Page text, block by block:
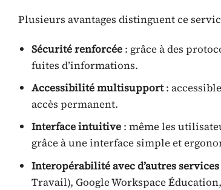
Plusieurs avantages distinguent ce
Sécurité renforcée : grâce à des
fuites d’informations.
Accessibilité multisupport:
accès permanent.
Interface intuitive : même les
grâce à une interface simple et
Interopérabilité avec d’autres services
Travail), Google Workspace